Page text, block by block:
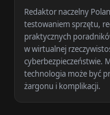
Redaktor naczelny
testowaniem sprzętu,
praktycznych
w wirtualnej
cyberbezpieczeństwie.
technologia może być
żargonu i komplikacji.